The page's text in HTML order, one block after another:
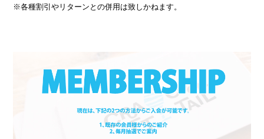
※各種割引やリターンとの併用は致しかねます。